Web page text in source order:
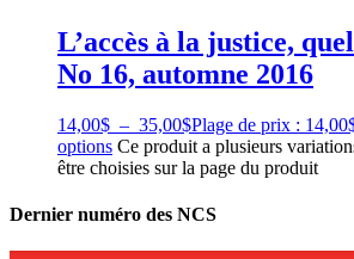
L’accès à la justice,
No 16, automne 2016
14,00$ – 35,00$Plage de prix :
options Ce produit a plusieurs
être choisies sur la page du produit
Dernier numéro des NCS